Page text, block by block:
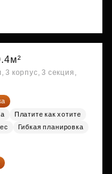
корпус, 3 секция,
Платите как хотите
Гибкая планировка